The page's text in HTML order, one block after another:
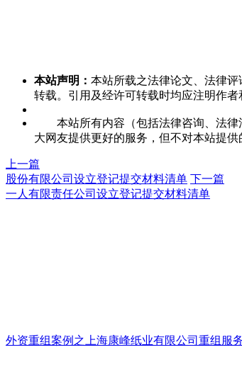
本站声明： 本站所载之法律论文、法律
转载。引用及经许可转载时均应注明作者
本站所有内容（包括法律咨询、法律
大网友提供更好的服务，但不对本站提
上一篇
股份有限公司设立登记提交材料清单
下一篇
一人有限责任公司设立登记提交材料清单
外资重组案例之上海康峰纸业有限公司重组服